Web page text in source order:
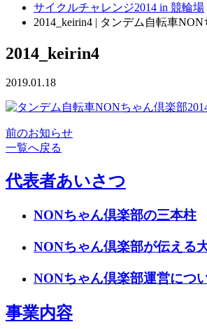
サイクルチャレンジ2014 in 競輪場
2014_keirin4 | タンデム自転車
2014_keirin4
2019.01.18
前のお知らせ
一覧へ戻る
代表者あいさつ
NONちゃん倶楽部の三本柱
NONちゃん倶楽部が伝える
NONちゃん倶楽部運営につ
事業内容